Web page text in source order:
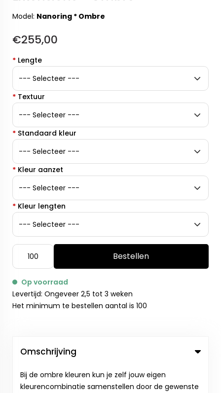
Model: Nanoring * Ombre
€255,00
* Lengte
* Textuur
* Standaard kleur
* Kleur aanzet
* Kleur lengten
Bestellen
Op voorraad
Levertijd: Ongeveer 2,5 tot 3 weken
Het minimum te bestellen aantal is 100
Omschrijving
Bij de ombre kleuren kun je zelf jouw eigen
kleurencombinatie samenstellen door de gewenste